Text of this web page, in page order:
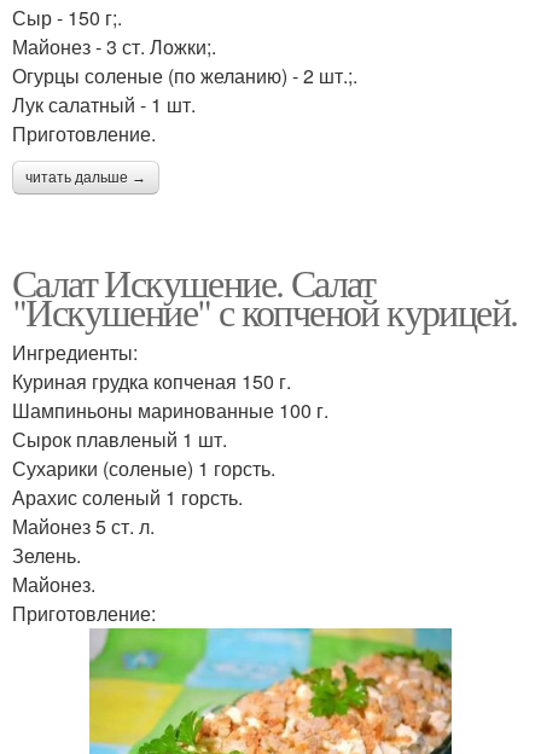
Сыр - 150 г;.
Майонез - 3 ст. Ложки;.
Огурцы соленые (по желанию) - 2 шт.;.
Лук салатный - 1 шт.
Приготовление.
читать дальше →
Салат Искушение. Салат
"Искушение" с копченой курицей.
Ингредиенты:
Куриная грудка копченая 150 г.
Шампиньоны маринованные 100 г.
Сырок плавленый 1 шт.
Сухарики (соленые) 1 горсть.
Арахис соленый 1 горсть.
Майонез 5 ст. л.
Зелень.
Майонез.
Приготовление: